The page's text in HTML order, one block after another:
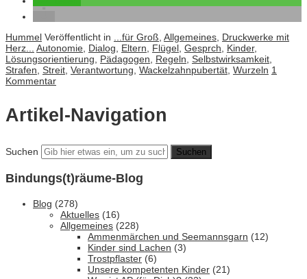
Hummel Veröffentlicht in ...für Groß, Allgemeines, Druckwerke mit
Herz... Autonomie, Dialog, Eltern, Flügel, Gesprch, Kinder,
Lösungsorientierung, Pädagogen, Regeln, Selbstwirksamkeit,
Strafen, Streit, Verantwortung, Wackelzahnpubertät, Wurzeln 1
Kommentar
Artikel-Navigation
Suchen
Bindungs(t)räume-Blog
Blog (278)
Aktuelles (16)
Allgemeines (228)
Ammenmärchen und Seemannsgarn (12)
Kinder sind Lachen (3)
Trostpflaster (6)
Unsere kompetenten Kinder (21)